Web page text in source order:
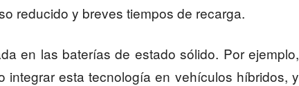
reducido y breves tiempos de recarga.
en las baterías de estado sólido. Por ejemplo,
integrar esta tecnología en vehículos híbridos, y